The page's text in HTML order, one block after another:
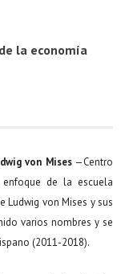
la economía
von Mises—Centro
de la escuela
Ludwig von Mises y sus
varios nombres y se
(2011-2018).